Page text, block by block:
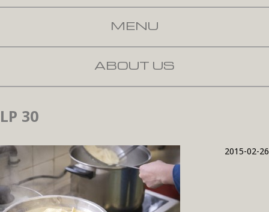
MENU
SKIP TO CONTENT
ABOUT US
LP 30
2015-02-26